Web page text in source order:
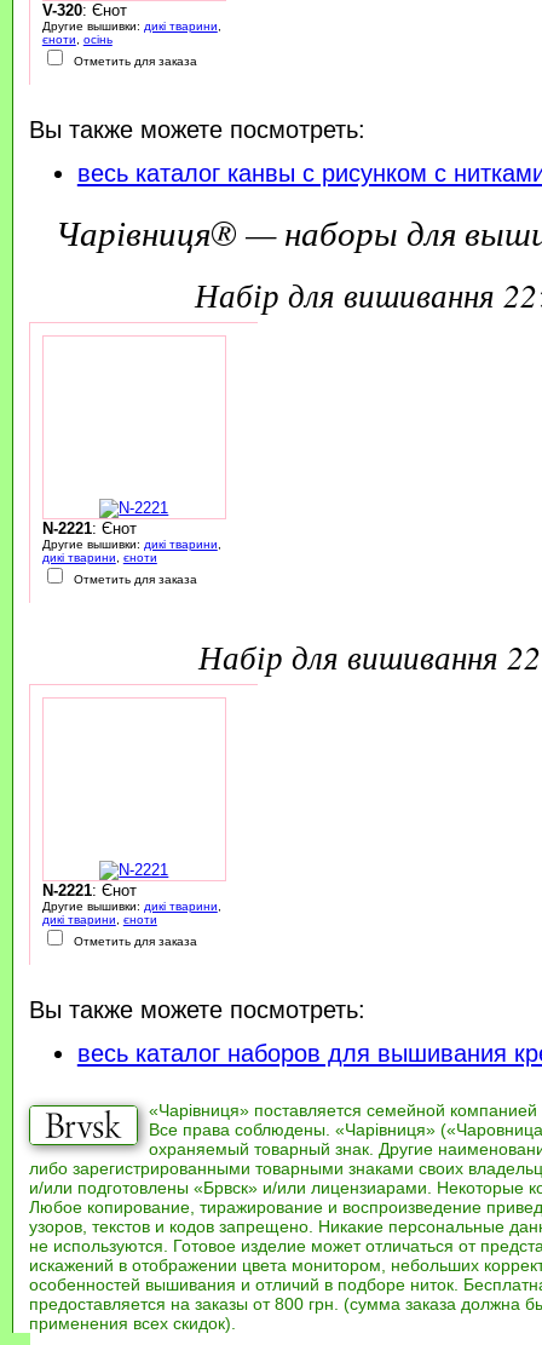
V-320: Єнот
Другие вышивки: дикі тварини,
єноти, осінь
Отметить для заказа
Вы также можете посмотреть:
весь каталог канвы с рисунком с
Чарівниця® — наборы для
набір для вишивання
N-2221: Єнот
Другие вышивки: дикі тварини
дикі тварини
єноти
Отметить для заказа
набір для вишивання
N-2221: Єнот
Другие вышивки: дикі тварини
дикі тварини
єноти
Отметить для заказа
Вы также можете посмотреть:
весь каталог наборов для вышивания
«Чарівниця» поставляется семейной компанией
Все права соблюдены. «Чарівниця»
охраняемый товарный знак. Другие
либо зарегистрированными товарными знаками своих
и/или подготовлены «Брвск» и/или лицензиарами. Некоторые
Любое копирование, тиражирование и воспроизведение
узоров, текстов и кодов запрещено. Никакие персональные
не используются. Готовое изделие может отличаться от
искажений в отображении цвета монитором, небольших
особенностей вышивания и отличий в подборе ниток.
предоставляется на заказы от 800 грн. (сумма заказа должна
применения всех скидок).